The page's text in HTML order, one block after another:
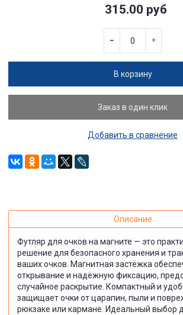
315.00 руб
В корзину
Заказ в один клик
Добавить в сравнение
Описание
Футляр для очков на магните — это
решение для безопасного хранения и
ваших очков. Магнитная застёжка
открывание и надёжную фиксацию,
случайное раскрытие. Компактный и
защищает очки от царапин, пыли и
рюкзаке или кармане. Идеальный выбор